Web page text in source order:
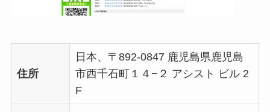
住所
日本、〒892-0847 鹿児島県鹿児島
市西千石町１４−２ アシスト ビル 2
F